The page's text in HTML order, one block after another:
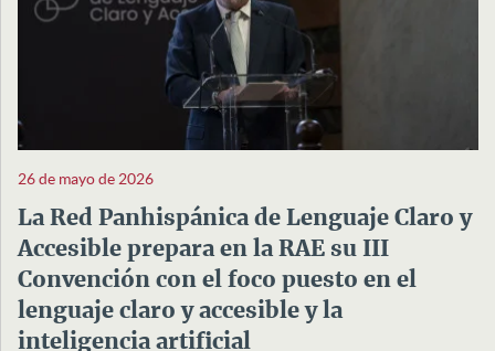
26 de mayo de 2026
La Red Panhispánica de Lenguaje Claro y
Accesible prepara en la RAE su III
Convención con el foco puesto en el
lenguaje claro y accesible y la
inteligencia artificial